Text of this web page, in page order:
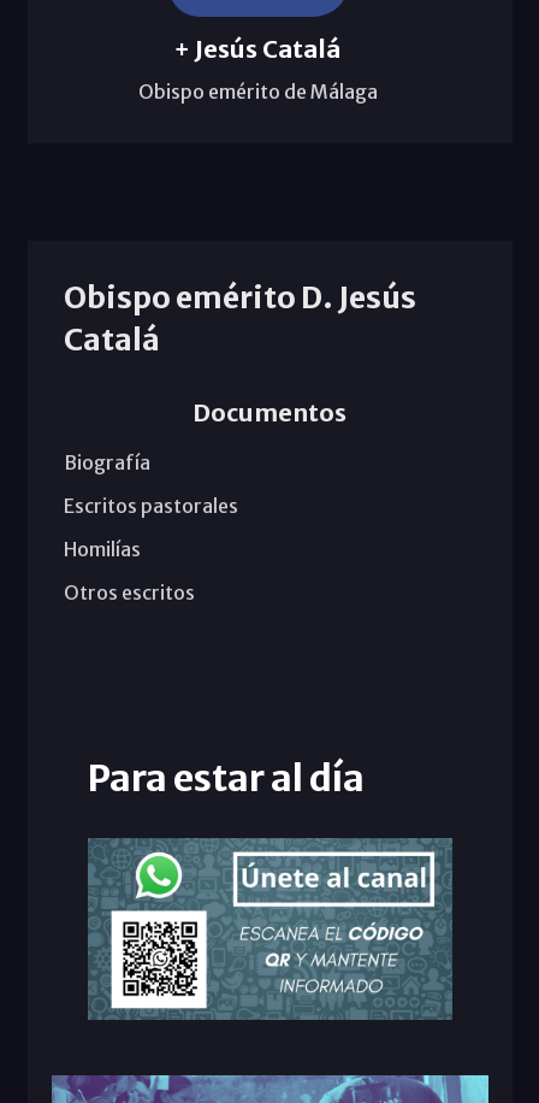
+ Jesús Catalá
Obispo emérito de Málaga
Obispo emérito D. Jesús
Catalá
Documentos
Biografía
Escritos pastorales
Homilías
Otros escritos
Para estar al día